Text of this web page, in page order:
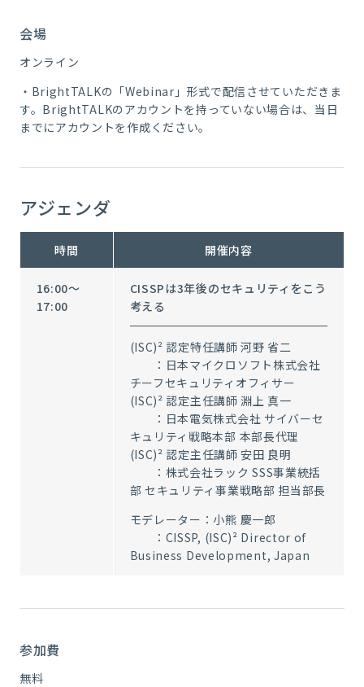
会場
オンライン
・BrightTALKの「Webinar」形式で配信させていただきま
す。BrightTALKのアカウントを持っていない場合は、当日
までにアカウントを作成ください。
アジェンダ
時間 開催内容
16:00～
17:00
CISSPは3年後のセキュリティをこう
考える
(ISC)² 認定特任講師 河野 省二
：日本マイクロソフト株式会社
チーフセキュリティオフィサー
(ISC)² 認定主任講師 淵上 真一
：日本電気株式会社 サイバーセ
キュリティ戦略本部 本部長代理
(ISC)² 認定主任講師 安田 良明
：株式会社ラック SSS事業統括
部 セキュリティ事業戦略部 担当部長
モデレーター：小熊 慶一郎
：CISSP, (ISC)² Director of
Business Development, Japan
参加費
無料